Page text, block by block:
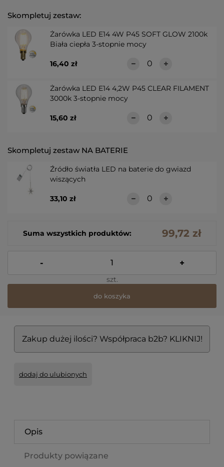
Skompletuj zestaw:
Żarówka LED E14 4W P45 SOFT GLOW 2100k
Biała ciepła 3-stopnie mocy
16,40 zł
Żarówka LED E14 4,2W P45 CLEAR FILAMENT
3000k 3-stopnie mocy
15,60 zł
Suma wszystkich produktów: 99,72 zł
Skompletuj zestaw NA BATERIE
Źródło światła LED na baterie do gwiazd
wiszących
33,10 zł
- +
szt.
do koszyka
Zakup dużej ilości? Współpraca b2b? KLIKNIJ!
dodaj do ulubionych
Opis
Produkty powiązane